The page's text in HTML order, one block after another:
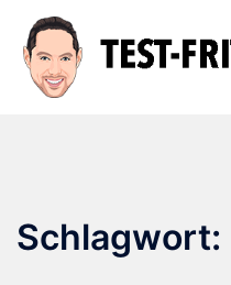
Inhalt
springen
Schlagwort: